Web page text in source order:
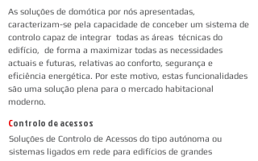
As soluções de domótica por nós apresentadas,
caracterizam-se pela capacidade de conceber um sistema de
controlo capaz de integrar todas as áreas técnicas do
edifício, de forma a maximizar todas as necessidades
actuais e futuras, relativas ao conforto, segurança e
eficiência energética. Por este motivo, estas funcionalidades
são uma solução plena para o mercado habitacional
moderno.
Controlo de acessos
Soluções de Controlo de Acessos do tipo autónoma ou
sistemas ligados em rede para edifícios de grandes